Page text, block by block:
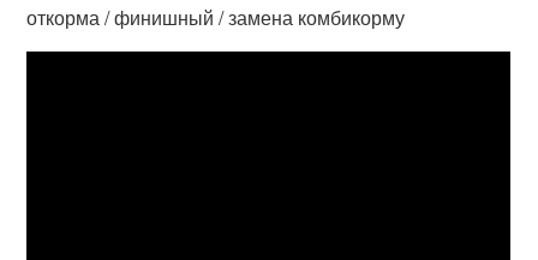
откорма / финишный / замена комбикорму